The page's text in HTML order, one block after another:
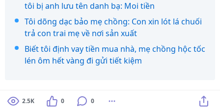
tôi bị anh lưu tên danh bạ: Moi tiền
Tôi dõng dạc bảo mẹ chồng: Con xin lót lá chuối
trả con trai mẹ về nơi sản xuất
Biết tôi định vay tiền mua nhà, mẹ chồng hộc tốc
lén ôm hết vàng đi gửi tiết kiệm
2.5K 0 0